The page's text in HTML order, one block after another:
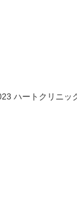
ハートクリニッ